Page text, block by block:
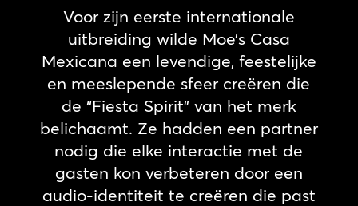
Voor zijn eerste internationale
uitbreiding wilde Moe’s Casa
Mexicana een levendige, feestelijke
en meeslepende sfeer creëren die
de “Fiesta Spirit” van het merk
belichaamt. Ze hadden een partner
nodig die elke interactie met de
gasten kon verbeteren door een
audio-identiteit te creëren die past